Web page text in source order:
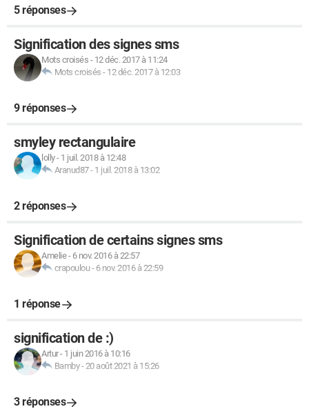
5 réponses
Signification des signes sms
Mots croisés - 12 déc. 2017 à 11:24
Mots croisés - 12 déc. 2017 à 12:03
9 réponses
smyley rectangulaire
lolly- 1 juil. 2018 à 12:48
Aranud87- 1 juil. 2018 à 13:02
2 réponses
Signification de certains signes sms
Amelie- 6 nov. 2016 à 22:57
crapoulou- 6 nov. 2016 à 22:59
1 réponse
signification de :)
Artur- 1 juin 2016 à 10:16
Bamby-20 août 2021 à 15:26
3 réponses